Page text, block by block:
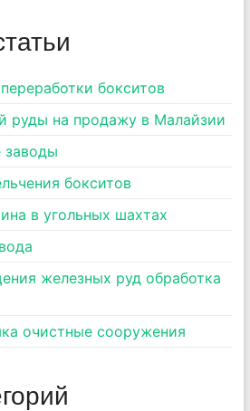
бокситов
руды на продажу в Малайзии
заводы
бокситов
в угольных шахтах
железных руд обработка
очистные сооружения